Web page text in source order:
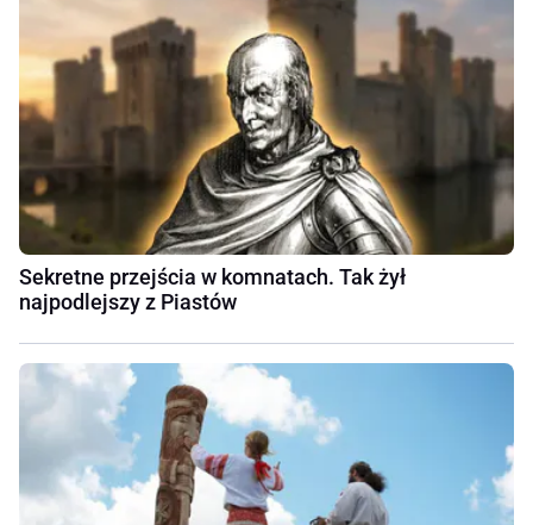
Sekretne przejścia w komnatach. Tak żył
najpodlejszy z Piastów